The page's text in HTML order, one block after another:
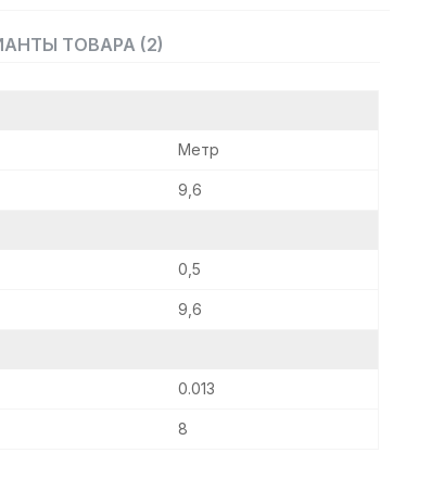
ТОВАРА (2)
Метр
9,6
0,5
9,6
0.013
8